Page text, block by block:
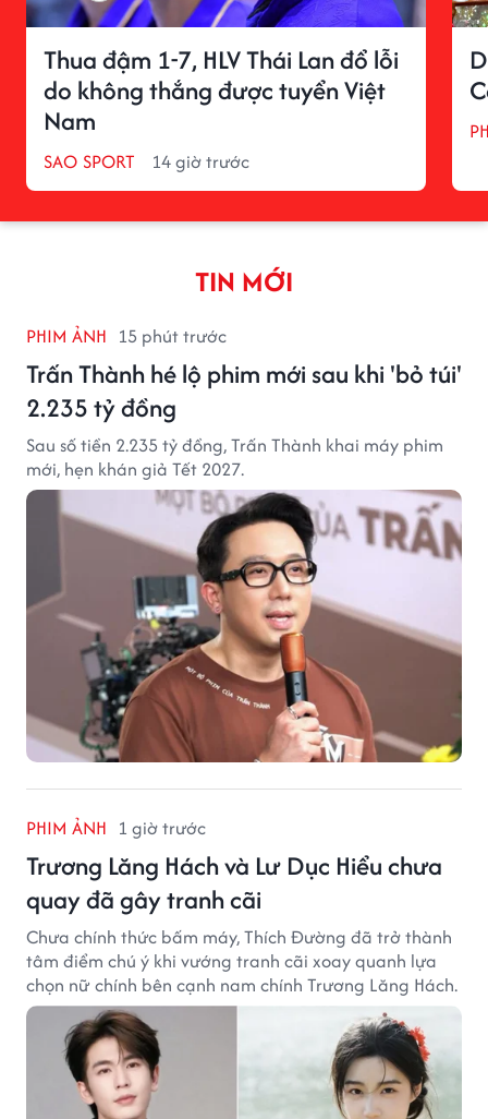
Thua đậm 1-7, HLV Thái Lan đổ lỗi
do không thắng được tuyển Việt
Nam
SAO SPORT 14 giờ trước
TIN MỚI
PHIM ẢNH 15 phút trước
Trấn Thành hé lộ phim mới sau khi 'bỏ túi'
2.235 tỷ đồng
Sau số tiền 2.235 tỷ đồng, Trấn Thành khai máy phim
mới, hẹn khán giả Tết 2027.
PHIM ẢNH 1 giờ trước
Trương Lăng Hách và Lư Dục Hiểu chưa
quay đã gây tranh cãi
Chưa chính thức bấm máy, Thích Đường đã trở thành
tâm điểm chú ý khi vướng tranh cãi xoay quanh lựa
chọn nữ chính bên cạnh nam chính Trương Lăng Hách.